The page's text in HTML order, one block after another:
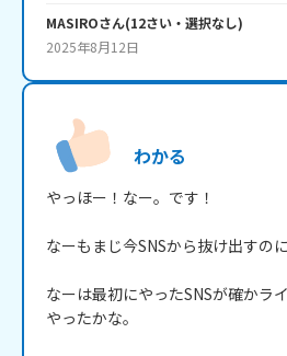
MASIROさん(12さい・ 選択なし)
2025年8月12日
わかる
やっほー！なー。です！
なーもまじ今SNSから抜け出すの
なーは最初にやったSNSが確かラ
やったかな。